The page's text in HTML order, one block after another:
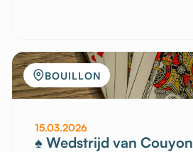
BOUILLON
15.03.2026
♠️ Wedstrijd van Couyon